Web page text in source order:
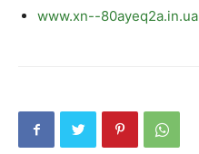
www.xn--80ayeq2a.in.ua